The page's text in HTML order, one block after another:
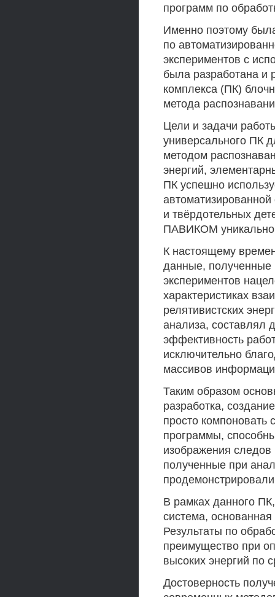
программ по
Именно поэтому
по
экспериментов с
была разработана и
комплекса (ПК)
метода
Цели и задачи
универсального ПК
методом
энергий,
ПК успешно
и твёрдотельных
ПАВИКОМ
К настоящему
данные, полученные
экспериментов
характеристиках
релятивистских
анализа, составлял
эффективность
исключительно
массивов
Таким образом
разработка,
просто компоновать
программы,
изображения следов
полученные при
В рамках данного
система,
Результаты по
преимущество при
высоких энергий по
Достоверность